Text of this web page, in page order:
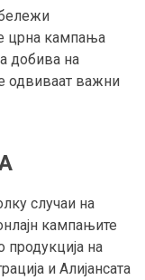
црна кампања
добива на
одвиваат важни
случаи на
кампањите
на
и Алијансата